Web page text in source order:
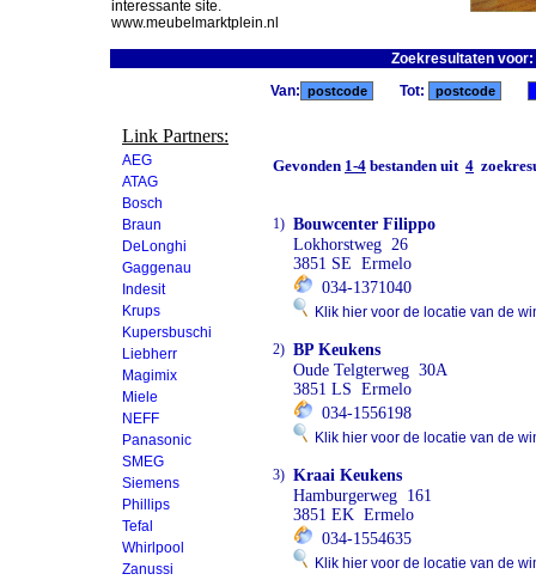
interessante site.
www.meubelmarktplein.nl
Zoekresultaten
Link Partners:
AEG
ATAG
Bosch
Braun
DeLonghi
Gaggenau
Indesit
Krups
Kupersbuschi
Liebherr
Magimix
Miele
NEFF
Panasonic
SMEG
Siemens
Phillips
Tefal
Whirlpool
Zanussi
Van: Tot:
Gevonden 1-4 bestanden uit 4
1) Bouwcenter Filippo
Lokhorstweg 26
3851 SE Ermelo
034-1371040
Klik hier voor de locatie van de
2) BP Keukens
Oude Telgterweg 30A
3851 LS Ermelo
034-1556198
Klik hier voor de locatie van de
3) Kraai Keukens
Hamburgerweg 161
3851 EK Ermelo
034-1554635
Klik hier voor de locatie van de